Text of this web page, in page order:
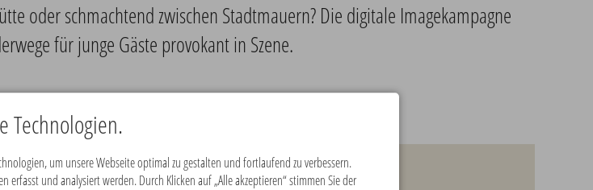
oder schmachtend zwischen Stadtmauern? Die digitale Imagekampagne
für junge Gäste provokant in Szene.
zwölf Regionen mit
digital, vor allem auf
Blickfang
2019 Publikumspreis
Technologien.
um unsere Webseite optimal zu gestalten und fortlaufend zu verbessern.
und analysiert werden. Durch Klicken auf „Alle akzeptieren“ stimmen Sie der